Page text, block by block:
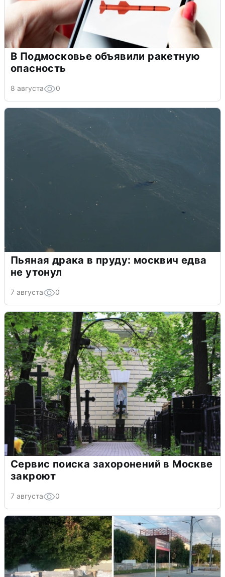
В Подмосковье объявили ракетную
опасность
8 августа 0
Пьяная драка в пруду: москвич едва
не утонул
7 августа 0
Сервис поиска захоронений в Москве
закроют
7 августа 0